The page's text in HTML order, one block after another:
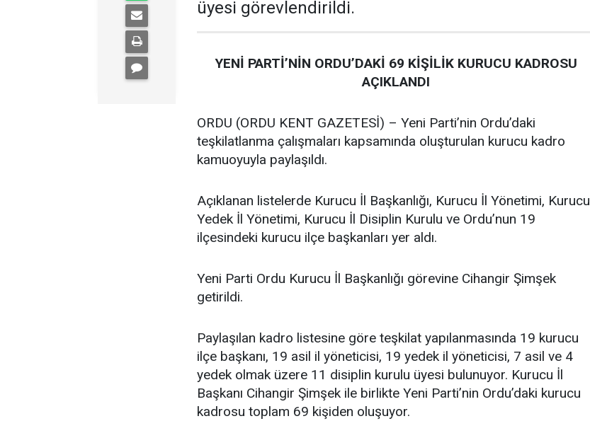
üyesi görevlendirildi.
YENİ PARTİ’NİN ORDU’DAKİ 69 KİŞİLİK KURUCU KADROSU
AÇIKLANDI
ORDU (ORDU KENT GAZETESİ) – Yeni Parti’nin Ordu’daki
teşkilatlanma çalışmaları kapsamında oluşturulan kurucu kadro
kamuoyuyla paylaşıldı.
Açıklanan listelerde Kurucu İl Başkanlığı, Kurucu İl Yönetimi, Kurucu
Yedek İl Yönetimi, Kurucu İl Disiplin Kurulu ve Ordu’nun 19
ilçesindeki kurucu ilçe başkanları yer aldı.
Yeni Parti Ordu Kurucu İl Başkanlığı görevine Cihangir Şimşek
getirildi.
Paylaşılan kadro listesine göre teşkilat yapılanmasında 19 kurucu
ilçe başkanı, 19 asil il yöneticisi, 19 yedek il yöneticisi, 7 asil ve 4
yedek olmak üzere 11 disiplin kurulu üyesi bulunuyor. Kurucu İl
Başkanı Cihangir Şimşek ile birlikte Yeni Parti’nin Ordu’daki kurucu
kadrosu toplam 69 kişiden oluşuyor.